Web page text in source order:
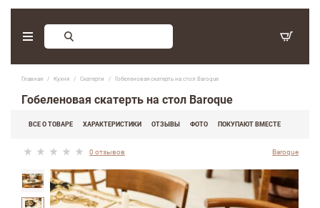
Главная Кухня Скатерти Гобеленовая скатерть на стол Baroque
Гобеленовая скатерть на стол Baroque
ВСЕ О ТОВАРЕ ХАРАКТЕРИСТИКИ ОТЗЫВЫ ФОТО ПОКУПАЮТ ВМЕСТЕ
0 отзывов Baroque
Заказ обратного звонка
(097) 416-90-33 ,
(066) 339-07-15